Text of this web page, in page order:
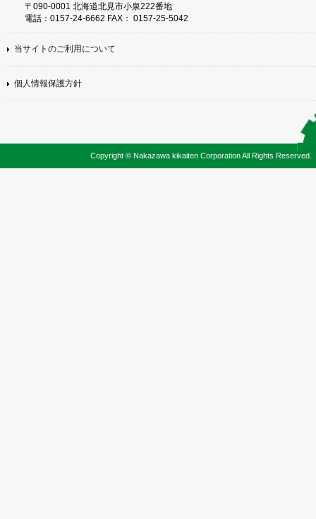
〒090-0001 北海道北見市小泉222番地
電話：0157-24-6662 FAX： 0157-25-5042
当サイトのご利用について
個人情報保護方針
Copyright © Nakazawa kikaiten Corporation All Rights Reserved.